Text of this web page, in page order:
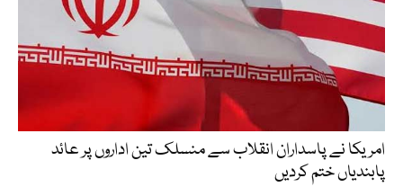
امریکا نے پاسداران انقلاب سے منسلک تین اداروں پر عائد
پابندیاں ختم کردیں